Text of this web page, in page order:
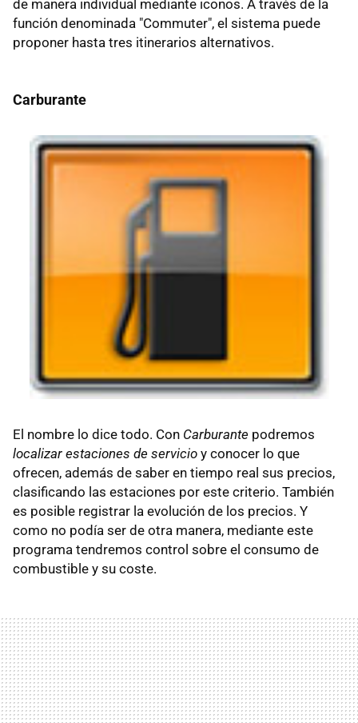
de manera individual mediante iconos. A través de la
función denominada "Commuter", el sistema puede
proponer hasta tres itinerarios alternativos.
Carburante
El nombre lo dice todo. Con Carburante podremos
localizar estaciones de servicio y conocer lo que
ofrecen, además de saber en tiempo real sus precios,
clasificando las estaciones por este criterio. También
es posible registrar la evolución de los precios. Y
como no podía ser de otra manera, mediante este
programa tendremos control sobre el consumo de
combustible y su coste.